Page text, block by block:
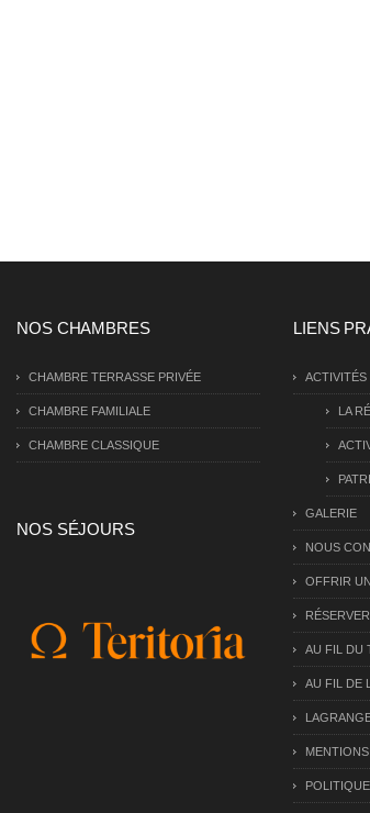
NOS CHAMBRES
CHAMBRE TERRASSE PRIVÉE
CHAMBRE FAMILIALE
CHAMBRE CLASSIQUE
NOS SÉJOURS
LIENS
ACTIVITÉS
LA
GALERIE
NOUS
OFFRIR
AU FIL DU
AU FIL DE